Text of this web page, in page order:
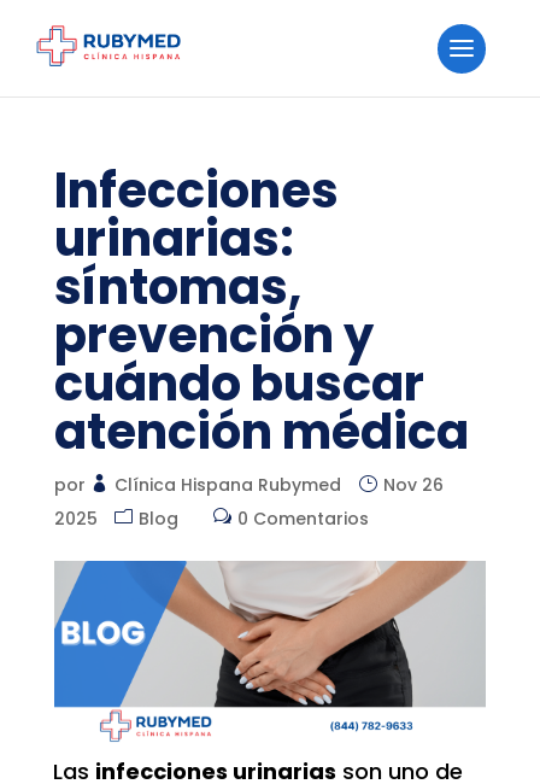
Infecciones
urinarias:
síntomas,
prevención y
cuándo buscar
atención médica
por Clínica Hispana Rubymed
Nov 26
2025
Blog 0 Comentarios
Las infecciones urinarias son uno de